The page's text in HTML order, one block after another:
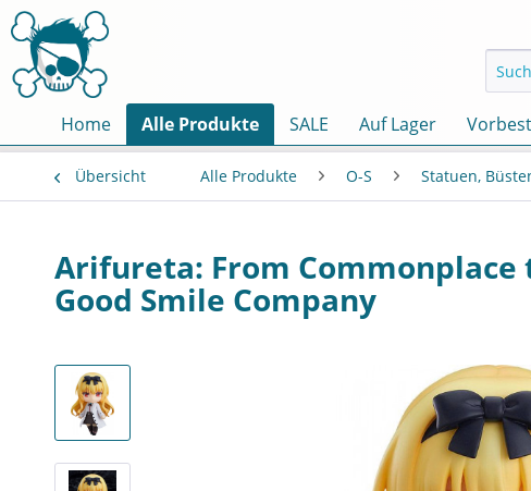
Home Alle Produkte SALE Auf Lager
Übersicht Alle Produkte O-S Statuen,
Arifureta: From Commonplace
Good Smile Company